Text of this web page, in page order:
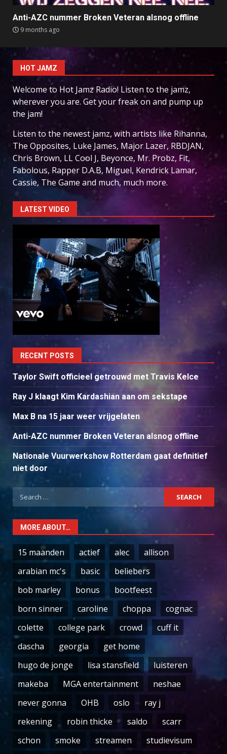
Anti-AZC nummer Broken Veteran alsnog offline
9 months ago
HOT JAMZ
Welcome to Hot Jamz Radio! Listen to the jamz,
wherever you are. Get your freak on and pump up
the jam!
Listen to the newest jamz, with artists like Rihanna,
The Opposites, Luke James, Major Lazer, RBDJAN,
Chris Brown, LL Cool J, Beyonce, Mr. Probz, Fit,
Fabolous, Rapper D.A.B, Miguel, Kendrick Lamar,
Cassie, The Game and much, much more.
LATEST VIDEO
RECENT POSTS
Taylor Swift officieel getrouwd met Travis Kelce
Ray J klaagt Kim Kardashian aan om sekstape
Max B na 15 jaar weer vrijgelaten
Anti-AZC nummer Broken Veteran alsnog offline
Nationale Vuurwerkshow Rotterdam gaat definitief
niet door
Search
for:
MORE ABOUT…
15 maanden actief alec
allison
arabian mc's
basic
beliebers
bob marley
bonus
bootfeest
born sinner
caroline choppa
cognac
colette
college park crowd
cuff it
dascha
georgia
get home
hugo de jonge
lisa stansfield
luisteren
makeba
MGA entertainment
neshae
never gonna
OHB oslo
ray j
rekening
robin thicke saldo
scarr
schon
smoke streamen
studievisum